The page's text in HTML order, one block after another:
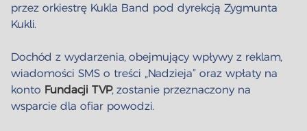
przez orkiestrę Kukla Band pod dyrekcją Zygmunta
Kukli.
Dochód z wydarzenia, obejmujący wpływy z reklam,
wiadomości SMS o treści „Nadzieja” oraz wpłaty na
konto Fundacji TVP, zostanie przeznaczony na
wsparcie dla ofiar powodzi.